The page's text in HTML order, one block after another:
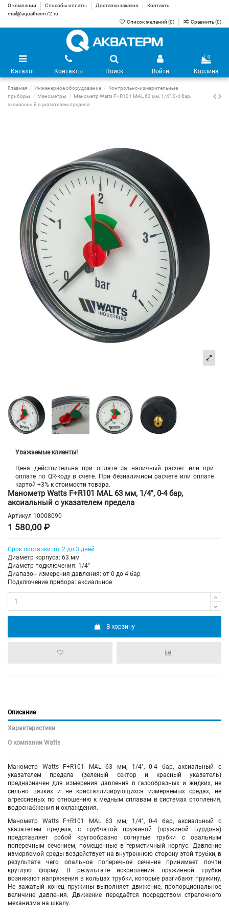
О компании Способы оплаты Доставка заказов
Контакты
mail@aquatherm72.ru
Список желаний (0) Сравнить (0)
Каталог Контакты Поиск Войти
0
Корзина
Главная Инженерное оборудование
Контрольно-измерительные
приборы
Манометры
Манометр Watts F+R101 MAL 63 мм, 1/4", 0-4 бар,
аксиальный с указателем предела
Уважаемые клиенты!
Цена действительна при оплате за наличный расчет или при
оплате по QR-коду в счете. При безналичном расчете или оплате
картой +3% к стоимости товара.
Манометр Watts F+R101 MAL 63 мм, 1/4", 0-4 бар,
аксиальный с указателем предела
Артикул 10008090
1 580,00 ₽
Срок поставки: от 2 до 3 дней
Диаметр корпуса: 63 мм
Диаметр подключения: 1/4"
Диапазон измерения давления: от 0 до 4 бар
Подключение прибора: аксиальное
В корзину
Описание
Характеристики
О компании Watts
Манометр Watts F+R101 MAL 63 мм, 1/4", 0-4 бар, аксиальный с
указателем предела (зеленый сектор и красный указатель)
предназначен для измерения давления в газообразных и жидких, не
сильно вязких и не кристаллизирующихся измеряемых средах, не
агрессивных по отношению к медным сплавам в системах отопления,
водоснабжения и охлаждения.
Манометр Watts F+R101 MAL 63 мм, 1/4", 0-4 бар, аксиальный с
указателем предела, с трубчатой пружиной (пружиной Бурдона)
представляет собой кругообразно согнутые трубки с овальным
поперечным сечением, помещенные в герметичный корпус. Давление
измеряемой среды воздействует на внутреннюю сторону этой трубки, в
результате чего овальное поперечное сечение принимает почти
круглую форму. В результате искривления пружинной трубки
возникают напряжения в кольцах трубки, которые разгибают пружину.
Не зажатый конец пружины выполняет движение, пропорциональное
величине давления. Движение передаётся посредством стрелочного
механизма на шкалу.